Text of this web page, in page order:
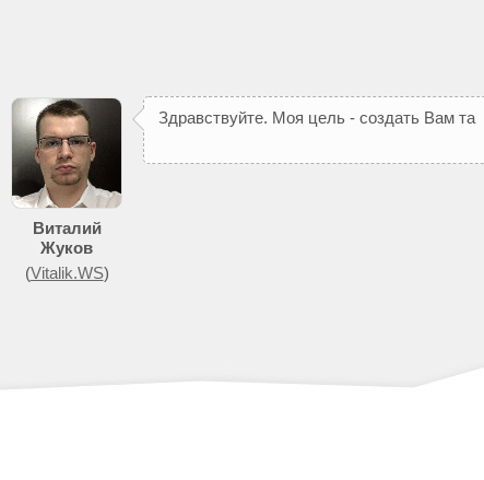
Виталий
Жуков
(Vitalik.WS)
Здравствуйте. Моя цель - создать Вам та